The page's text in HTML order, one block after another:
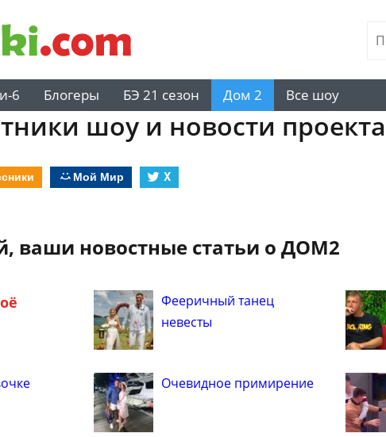
6 Блогеры БЭ 21 сезон Дом 2 Все шоу
шоу и новости проекта
Мой Мир X
ваши новостные статьи о ДОМ2
Фееричный танец
невесты
Очевидное примирение